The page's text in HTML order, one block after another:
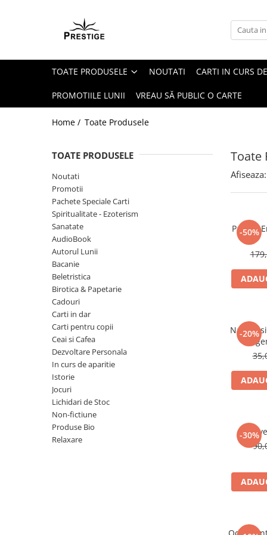
Toate Produsele
Pachete Speciale Carti
Spiritualitate - Ezoterism
AngelConnection
Chiromantie
Dezvoltare Spirituala
KidConnection
Minte Corp
New Illuminati Files
Numerologie
Paranormal
Parapsihologie
ReConnect
ScienceConnection
SelfConnect
TOATE PRODUSELE NOUTATI CARTI IN CURS
PROMOTIILE LUNII VREAU SĂ PUBLIC O CARTE
Home / Toate Produsele
Toate
TOATE PRODUSELE
Noutati
Promotii
Pachete Speciale Carti
Spiritualitate - Ezoterism
Sanatate
AudioBook
Autorul Lunii
Bacanie
Beletristica
Birotica & Papetarie
Cadouri
Carti in dar
Carti pentru copii
Ceai si Cafea
Dezvoltare Personala
In curs de aparitie
Istorie
Jocuri
Lichidari de Stoc
Non-fictiune
Produse Bio
Relaxare
Afiseaza:
-50%
Pachet
-20%
Natura
-30%